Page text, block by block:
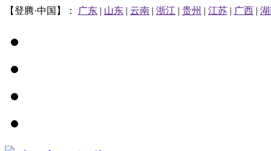
【登腾·中国】： 广东 | 山东 | 云南 | 浙江 | 贵州 | 江苏 | 广西 |